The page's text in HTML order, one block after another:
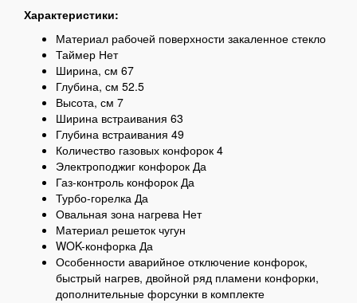
Характеристики:
Материал рабочей поверхности закаленное стекло
Таймер Нет
Ширина, см 67
Глубина, см 52.5
Высота, см 7
Ширина встраивания 63
Глубина встраивания 49
Количество газовых конфорок 4
Электроподжиг конфорок Да
Газ-контроль конфорок Да
Турбо-горелка Да
Овальная зона нагрева Нет
Материал решеток чугун
WOK-конфорка Да
Особенности аварийное отключение конфорок,
быстрый нагрев, двойной ряд пламени конфорки,
дополнительные форсунки в комплекте